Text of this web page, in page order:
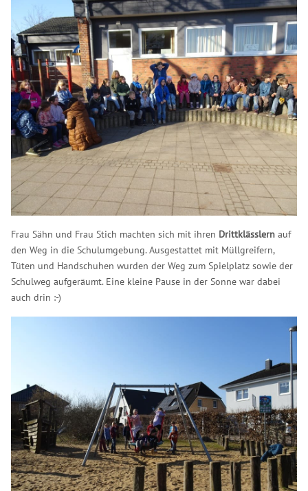
Frau Sähn und Frau Stich machten sich mit ihren Drittklässlern auf
den Weg in die Schulumgebung. Ausgestattet mit Müllgreifern,
Tüten und Handschuhen wurden der Weg zum Spielplatz sowie der
Schulweg aufgeräumt. Eine kleine Pause in der Sonne war dabei
auch drin :-)